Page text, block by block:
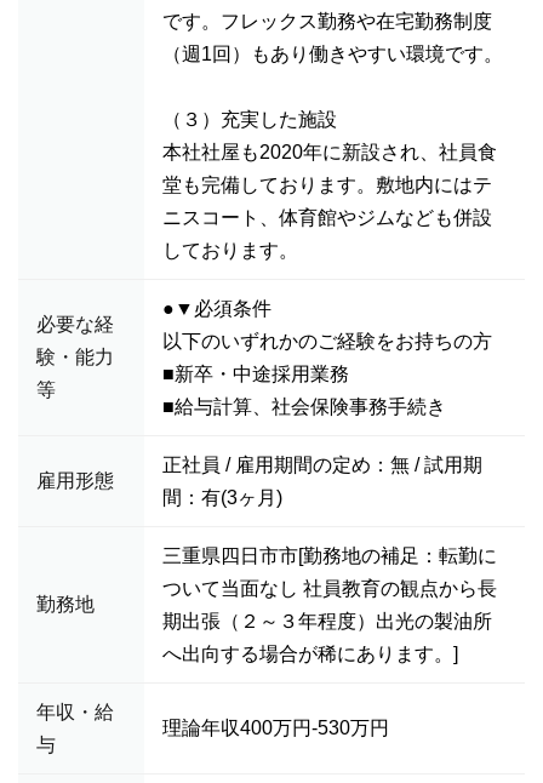
です。フレックス勤務や在宅勤務制度
（週1回）もあり働きやすい環境です。
（３）充実した施設
本社社屋も2020年に新設され、社員食
堂も完備しております。敷地内にはテ
ニスコート、体育館やジムなども併設
しております。
必要な経
験・能力
等
●▼必須条件
以下のいずれかのご経験をお持ちの方
■新卒・中途採用業務
■給与計算、社会保険事務手続き
雇用形態
正社員 / 雇用期間の定め：無 / 試用期
間：有(3ヶ月)
勤務地
三重県四日市市[勤務地の補足：転勤に
ついて当面なし 社員教育の観点から長
期出張（２～３年程度）出光の製油所
へ出向する場合が稀にあります。]
年収・給
与
理論年収400万円-530万円